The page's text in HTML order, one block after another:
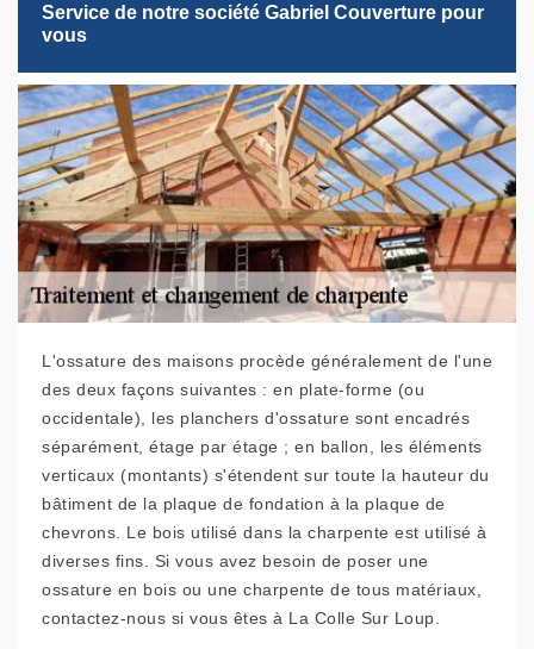
Service de notre société Gabriel Couverture pour
vous
L'ossature des maisons procède généralement de l'une
des deux façons suivantes : en plate-forme (ou
occidentale), les planchers d'ossature sont encadrés
séparément, étage par étage ; en ballon, les éléments
verticaux (montants) s'étendent sur toute la hauteur du
bâtiment de la plaque de fondation à la plaque de
chevrons. Le bois utilisé dans la charpente est utilisé à
diverses fins. Si vous avez besoin de poser une
ossature en bois ou une charpente de tous matériaux,
contactez-nous si vous êtes à La Colle Sur Loup.